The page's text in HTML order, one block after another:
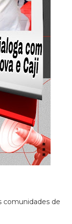
comunidades de